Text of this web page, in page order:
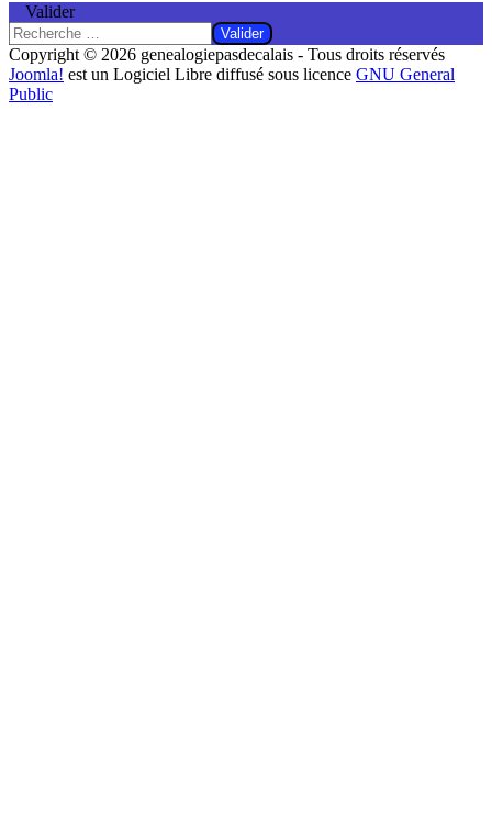
Valider
Valider
Copyright © 2026 genealogiepasdecalais - Tous droits réservés
Joomla! est un Logiciel Libre diffusé sous licence GNU General
Public